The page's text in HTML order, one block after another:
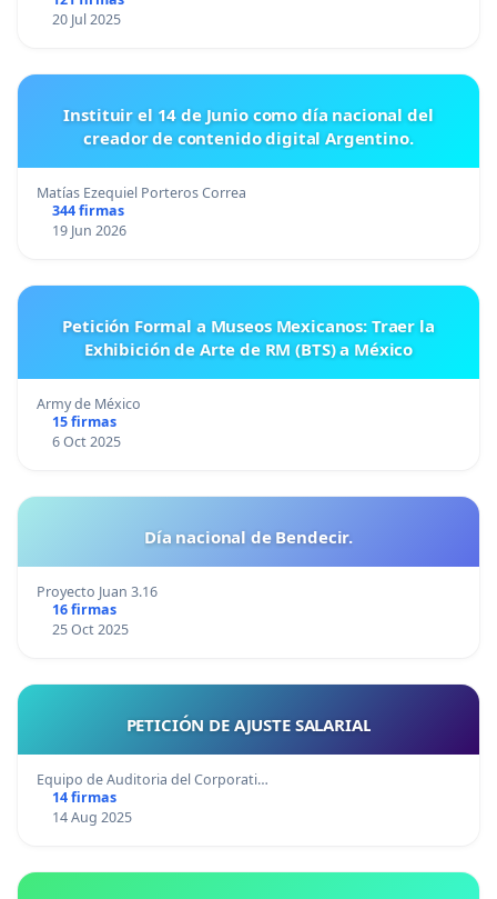
20 Jul 2025
Instituir el 14 de Junio como día nacional del
creador de contenido digital Argentino.
Matías Ezequiel Porteros Correa
344 firmas
19 Jun 2026
Petición Formal a Museos Mexicanos: Traer la
Exhibición de Arte de RM (BTS) a México
Army de México
15 firmas
6 Oct 2025
Día nacional de Bendecir.
Proyecto Juan 3.16
16 firmas
25 Oct 2025
PETICIÓN DE AJUSTE SALARIAL
Equipo de Auditoria del Corporati…
14 firmas
14 Aug 2025